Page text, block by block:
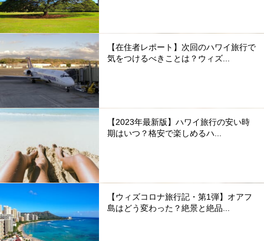
【在住者レポート】次回のハワイ旅行で
気をつけるべきことは？ウィズ...
【2023年最新版】ハワイ旅行の安い時
期はいつ？格安で楽しめるハ...
【ウィズコロナ旅行記・第1弾】オアフ
島はどう変わった？絶景と絶品...